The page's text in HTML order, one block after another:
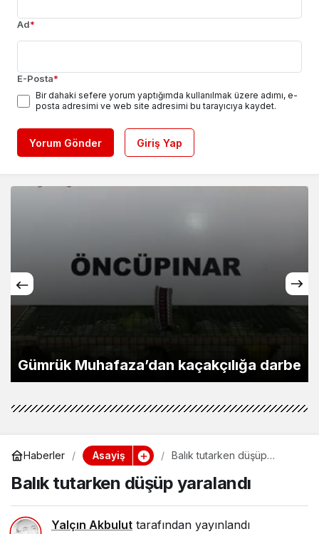
Ad*
E-Posta*
Bir dahaki sefere yorum yaptığımda kullanılmak üzere adımı, e-
posta adresimi ve web site adresimi bu tarayıcıya kaydet.
Yorum Gönder Giriş Yap
Gümrük Muhafaza’dan kaçakçılığa darbe
Haberler Asayiş
Balık tutarken düşüp
Balık tutarken düşüp yaralandı
Yalçın Akbulut tarafından yayınlandı